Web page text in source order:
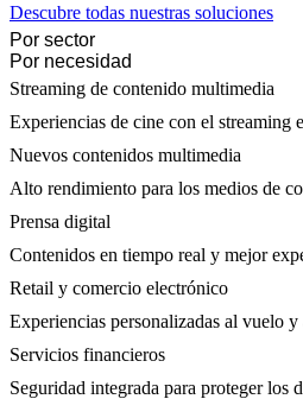
Descubre todas nuestras soluciones
Por sector
Por necesidad
Streaming de contenido multimedia
Experiencias de cine con el streaming
Nuevos contenidos multimedia
Alto rendimiento para los medios de
Prensa digital
Contenidos en tiempo real y mejor
Retail y comercio electrónico
Experiencias personalizadas al vuelo y
Servicios financieros
Seguridad integrada para proteger los